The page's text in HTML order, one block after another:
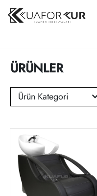
ÜRÜNLER
Ürün Kategori